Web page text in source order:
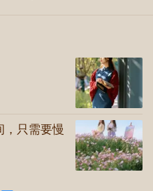
，只需要慢